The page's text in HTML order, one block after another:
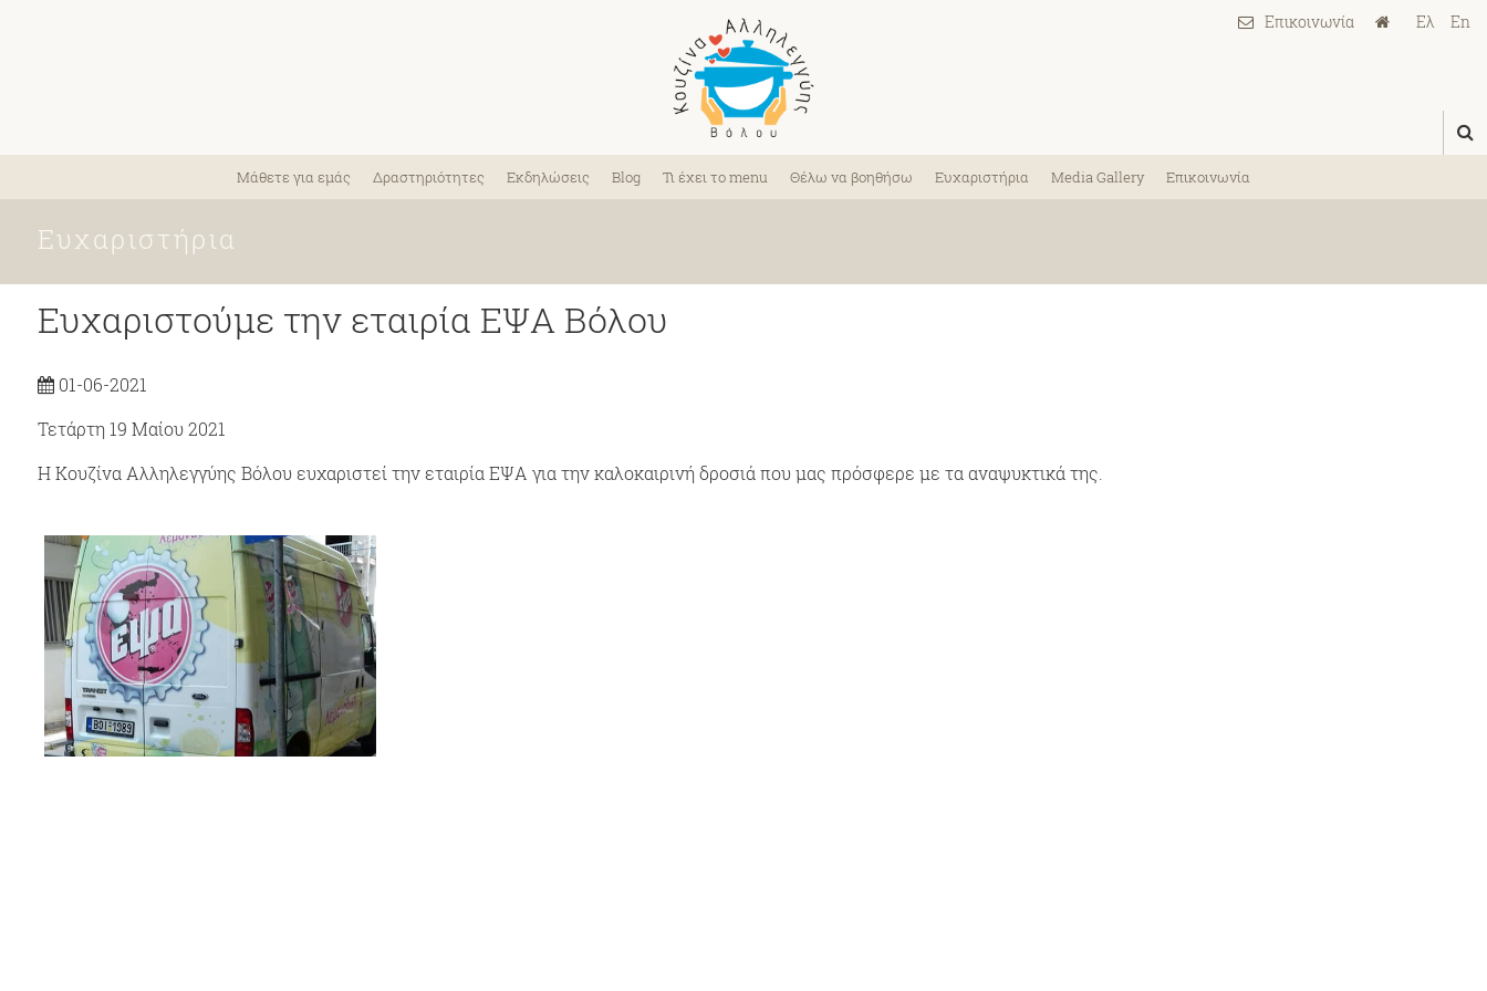
Μάθετε για εμάς Δραστηριότητες Εκδηλώσεις Blog Τι έχει το menu Θέλω να βοηθήσω Ευχαριστήρια Media Gallery Επικοινωνία
Ελ En
Ευχαριστήρια
Ευχαριστούμε την εταιρία ΕΨΑ Βόλου
01-06-2021
Τετάρτη 19 Μαίου 2021
Η Κουζίνα Αλληλεγγύης Βόλου ευχαριστεί την εταιρία ΕΨΑ για την καλοκαιρινή δροσιά που μας πρόσφερε με τα αναψυκτικά της.